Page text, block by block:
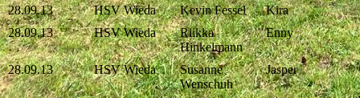
28.09.13
HSV Wieda Kevin Fessel
Kira
28.09.13
HSV Wieda
Riikka
Hinkelmann
Enny
28.09.13 HSV Wieda
Susanne
Wenschuh
Jasper